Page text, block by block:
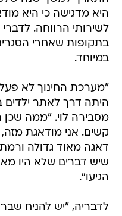
היא מדגישה כי היא
לשירותי הרווחה. לדברי
בתקופות שאחרי
במיוחד.
"מערכת החינוך לא
היתה דרך לאתר ילדים
מסבירה לוי. "ממה שכן
קשים. אני מודאגת
דאגה מאוד גדולה ורמת
שיש דברים שלא היו
הגיעו".
לדבריה, "יש להניח